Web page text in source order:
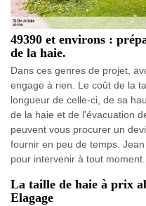
49390 et environs :
de la haie.
Dans ces genres de projet,
engage à rien. Le coût de la
longueur de celle-ci, de sa
de la haie et de l'évacuation
peuvent vous procurer un
fournir en peu de temps.
pour intervenir à tout moment.
La taille de haie à prix
Elagage